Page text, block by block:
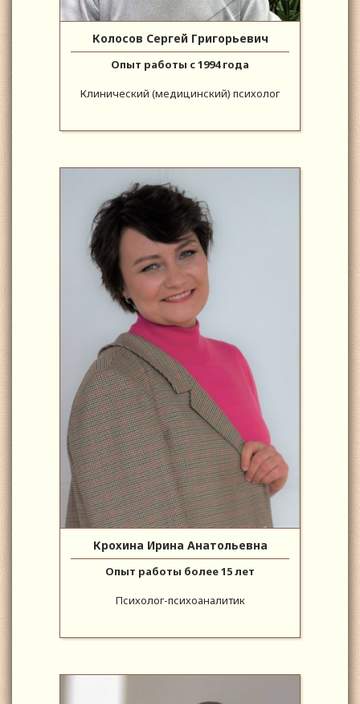
Колосов Сергей Григорьевич
Опыт работы с 1994 года
Клинический (медицинский) психолог
Крохина Ирина Анатольевна
Опыт работы более 15 лет
Психолог-психоаналитик